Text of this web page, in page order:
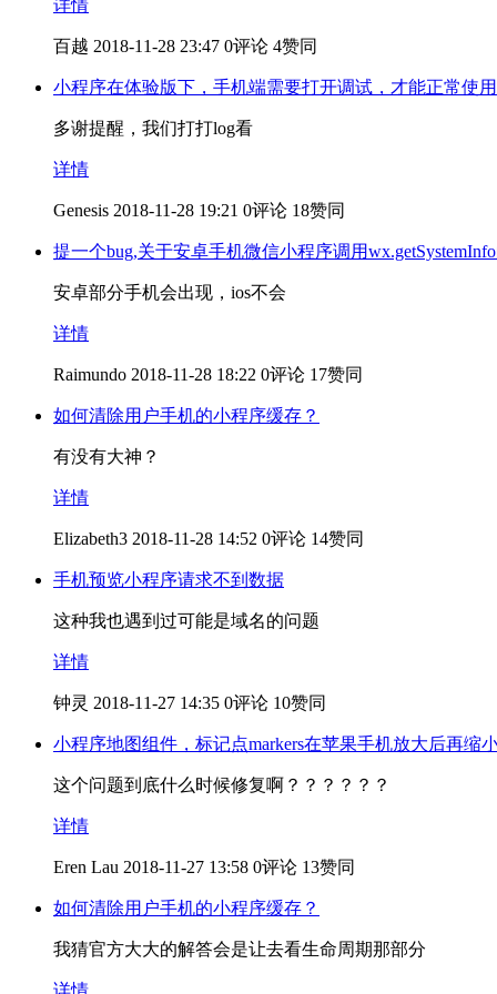
详情
百越 2018-11-28 23:47 0评论 4赞同
小程序在体验版下，手机端需要打开调试，才能正常使用
多谢提醒，我们打打log看
详情
Genesis 2018-11-28 19:21 0评论 18赞同
提一个bug,关于安卓手机微信小程序调用
安卓部分手机会出现，ios不会
详情
Raimundo 2018-11-28 18:22 0评论 17赞同
如何清除用户手机的小程序缓存？
有没有大神？
详情
Elizabeth3 2018-11-28 14:52 0评论 14赞同
手机预览小程序请求不到数据
这种我也遇到过可能是域名的问题
详情
钟灵 2018-11-27 14:35 0评论 10赞同
小程序地图组件，标记点markers在苹果手机放大后再缩
这个问题到底什么时候修复啊？？？？？？
详情
Eren Lau 2018-11-27 13:58 0评论 13赞同
如何清除用户手机的小程序缓存？
我猜官方大大的解答会是让去看生命周期那部分
详情